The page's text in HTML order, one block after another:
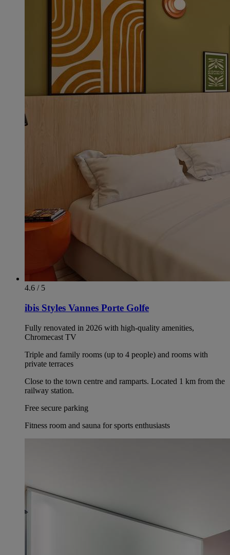
4.6 / 5
ibis Styles Vannes Porte Golfe
Fully renovated in 2026 with high-quality amenities,
Chromecast TV
Triple and family rooms (up to 4 people) and rooms with
private terraces
Close to the town centre and ramparts. Located 1 km from the
railway station.
Free secure parking
Fitness room and sauna for sports enthusiasts